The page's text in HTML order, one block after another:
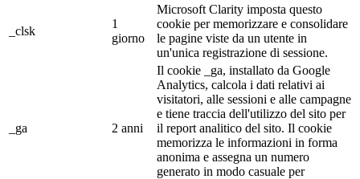
_clsk
1
giorno
Microsoft Clarity imposta questo
cookie per memorizzare e consolidare
le pagine viste da un utente in
un'unica registrazione di sessione.
_ga 2 anni
Il cookie _ga, installato da Google
Analytics, calcola i dati relativi ai
visitatori, alle sessioni e alle campagne
e tiene traccia dell'utilizzo del sito per
il report analitico del sito. Il cookie
memorizza le informazioni in forma
anonima e assegna un numero
generato in modo casuale per